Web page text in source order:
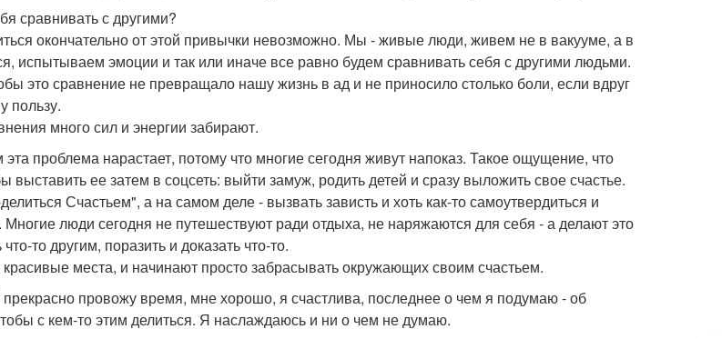
сравнивать с другими?
окончательно от этой привычки невозможно. Мы - живые люди, живем не в вакууме, а в
испытываем эмоции и так или иначе все равно будем сравнивать себя с другими людьми.
это сравнение не превращало нашу жизнь в ад и не приносило столько боли, если вдруг
пользу.
много сил и энергии забирают.
эта проблема нарастает, потому что многие сегодня живут напоказ. Такое ощущение, что
выставить ее затем в соцсеть: выйти замуж, родить детей и сразу выложить свое счастье.
Счастьем", а на самом деле - вызвать зависть и хоть как-то самоутвердиться и
люди сегодня не путешествуют ради отдыха, не наряжаются для себя - а делают это
то другим, поразить и доказать что-то.
места, и начинают просто забрасывать окружающих своим счастьем.
прекрасно провожу время, мне хорошо, я счастлива, последнее о чем я подумаю - об
с кем-то этим делиться. Я наслаждаюсь и ни о чем не думаю.